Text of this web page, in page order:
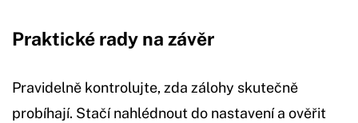
Praktické rady na závěr
Pravidelně kontrolujte, zda zálohy skutečně
probíhají. Stačí nahlédnout do nastavení a ověřit